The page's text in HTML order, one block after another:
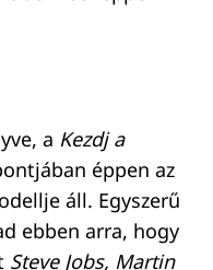
a Kezdj a
éppen az
áll. Egyszerű
ebben arra, hogy
Steve Jobs, Martin